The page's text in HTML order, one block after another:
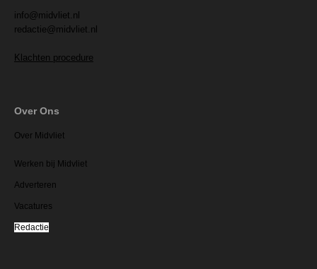
info@midvliet.nl
redactie@midvliet.nl
Klachten procedure
Over Ons
Over Midvliet
Werken bij Midvliet
Adverteren
Vacatures
Redactie